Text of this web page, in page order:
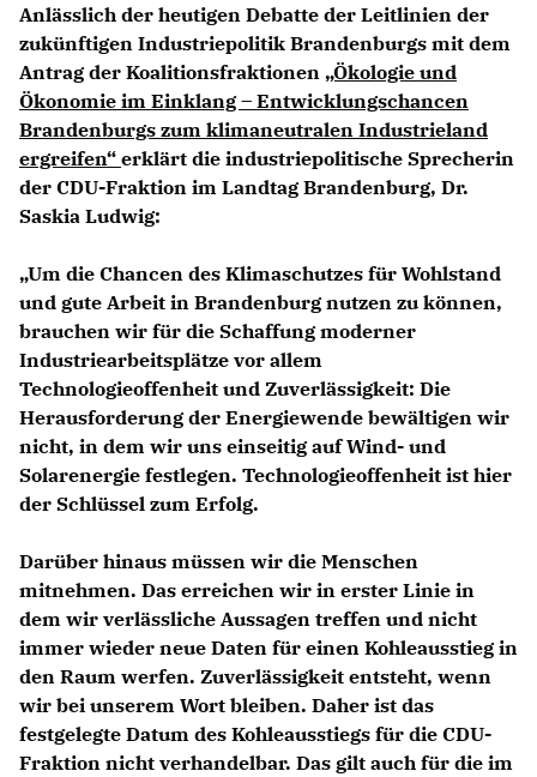
Anlässlich der heutigen Debatte der Leitlinien der
zukünftigen Industriepolitik Brandenburgs mit dem
Antrag der Koalitionsfraktionen Ökologie und
Ökonomie im Einklang – Entwicklungschancen
Brandenburgs zum klimaneutralen Industrieland
ergreifen“ erklärt die industriepolitische Sprecherin
der CDU-Fraktion im Landtag Brandenburg, Dr.
Saskia Ludwig:
Um die Chancen des Klimaschutzes für Wohlstand
und gute Arbeit in Brandenburg nutzen zu können,
brauchen wir für die Schaffung moderner
Industriearbeitsplätze vor allem
Technologieoffenheit und Zuverlässigkeit: Die
Herausforderung der Energiewende bewältigen wir
nicht, in dem wir uns einseitig auf Wind- und
Solarenergie festlegen. Technologieoffenheit ist hier
der Schlüssel zum Erfolg.
Darüber hinaus müssen wir die Menschen
mitnehmen. Das erreichen wir in erster Linie in
dem wir verlässliche Aussagen treffen und nicht
immer wieder neue Daten für einen Kohleausstieg in
den Raum werfen. Zuverlässigkeit entsteht, wenn
wir bei unserem Wort bleiben. Daher ist das
festgelegte Datum des Kohleausstiegs für die CDU-
Fraktion nicht verhandelbar. Das gilt auch für die im